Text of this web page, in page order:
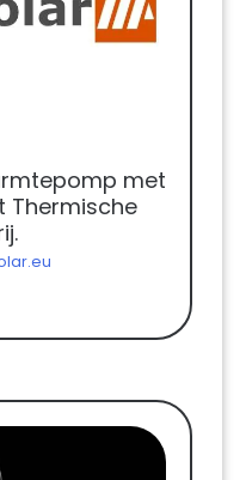
met
Thermische